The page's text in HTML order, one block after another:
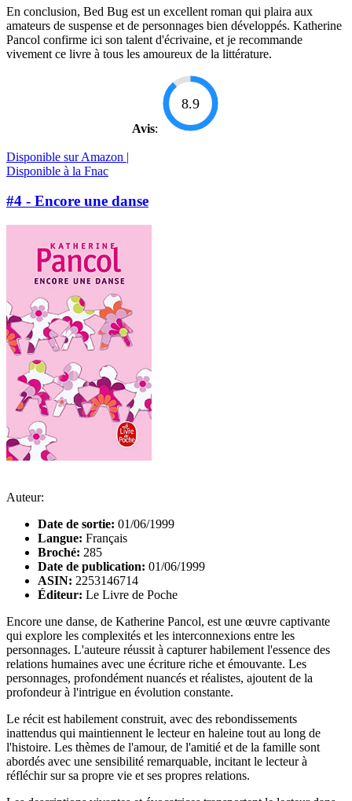
En conclusion, Bed Bug est un excellent roman qui plaira aux
amateurs de suspense et de personnages bien développés. Katherine
Pancol confirme ici son talent d'écrivaine, et je recommande
vivement ce livre à tous les amoureux de la littérature.
Avis:
8.9
Disponible sur Amazon |
Disponible à la Fnac
#4 - Encore une danse
Auteur:
Date de sortie: 01/06/1999
Langue: Français
Broché: 285
Date de publication: 01/06/1999
ASIN: 2253146714
Éditeur: Le Livre de Poche
Encore une danse, de Katherine Pancol, est une œuvre captivante
qui explore les complexités et les interconnexions entre les
personnages. L'auteure réussit à capturer habilement l'essence des
relations humaines avec une écriture riche et émouvante. Les
personnages, profondément nuancés et réalistes, ajoutent de la
profondeur à l'intrigue en évolution constante.
Le récit est habilement construit, avec des rebondissements
inattendus qui maintiennent le lecteur en haleine tout au long de
l'histoire. Les thèmes de l'amour, de l'amitié et de la famille sont
abordés avec une sensibilité remarquable, incitant le lecteur à
réfléchir sur sa propre vie et ses propres relations.